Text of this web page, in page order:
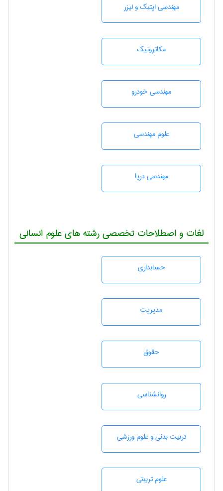
مهندسی اپتیک و لیزر
مکاترونیک
مهندسی خودرو
علوم مهندسی
مهندسی دریا
لغات و اصطلاحات تخصصی رشته های علوم انسانی
حسابداری
مديريت
حقوق
روانشناسی
تربيت بدنی و علوم ورزشی
علوم تربيتی